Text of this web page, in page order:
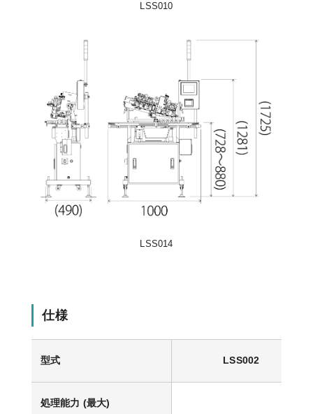
LSS010
LSS014
仕様
型式 LSS002
処理能力 (最大)